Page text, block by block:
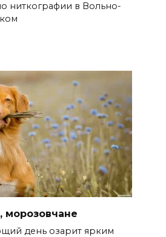
ниткографии в Вольно-
морозовчане
день озарит ярким